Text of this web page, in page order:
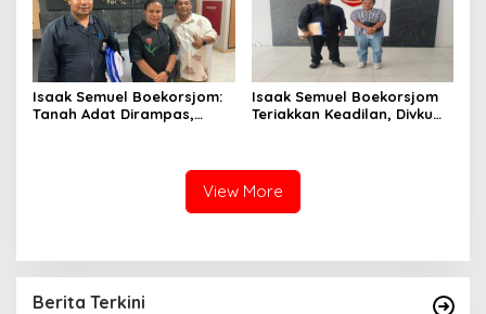
Isaak Semuel Boekorsjom:
Tanah Adat Dirampas,
Isaak Semuel Boekorsjom
Teriakkan Keadilan, Divkum
View More
Berita Terkini